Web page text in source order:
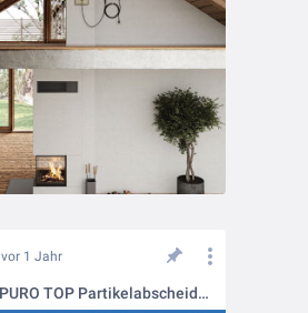
vor 1 Jahr
Referenz: 4 ePURO TOP Partikelabscheider auf einen Schlag